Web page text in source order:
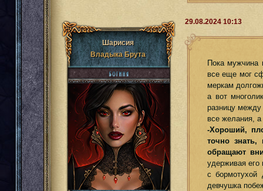
29.08.2024 10:13
Шарисия
Владыка Брута
Пока мужчина
все еще мог
меркам
а вот
разницу
все желания,
-Хороший,
точно знать,
обращают
удерживая его
с бормотухой
девчушка